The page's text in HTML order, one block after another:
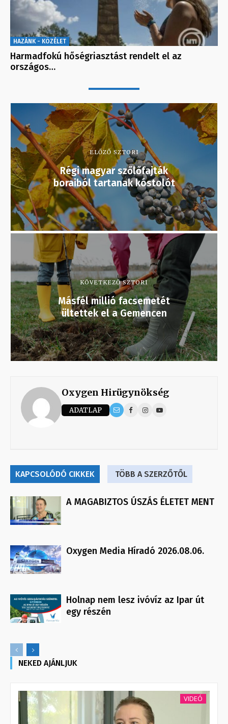
HAZÁNK - KÖZÉLET
Harmadfokú hőségriasztást rendelt el az
országos…
ELŐZŐ SZTORI
Régi magyar szőlőfajták
boraiból tartanak kóstolót
KÖVETKEZŐ SZTORI
Másfél millió facsemetét
ültettek el a Gemencen
Oxygen Hirügynökség
ADATLAP
KAPCSOLÓDÓ CIKKEK TÖBB A SZERZŐTŐL
A MAGABIZTOS ÚSZÁS ÉLETET MENT
Oxygen Media Híradó 2026.08.06.
Holnap nem lesz ivóvíz az Ipar út
egy részén
NEKED AJÁNLJUK
VIDEÓ